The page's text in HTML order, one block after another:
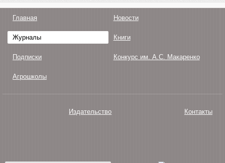
Главная Новости
Журналы Книги
Подписки Конкурс им. А.С. Макаренко
Агрошколы
Издательство Контакты